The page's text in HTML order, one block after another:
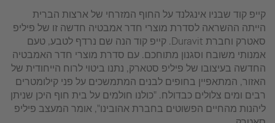
קייפ קוד שבניו אינגלנד על החוף המזרחי של ארצות הברית
הייתה ההשראה לסדרת מוצרי חדר אמבטיה חדשה זו של פיליפ
סאטרק וחברת Duravit. קייפ קוד הנה שם נרדף לטבע, טעם
אמנותי משובח וסגנון מתוחכם. עם סדרת מוצרי חדר האמבטיה
החדשה בעיצובו של פיליפ סטארק, נתנו ביטוי לרוח הייחודית של
האזור, המתאפיין בחופים לבנים המתמשכים על פני קילומטרים
רבים ומים צלולים כבדולח. "כולנו חולמים על בית חוף היכן שניתן
ליהנות מהחיים הפשוטים בחברת אהובינו", אומר המעצב פיליפ